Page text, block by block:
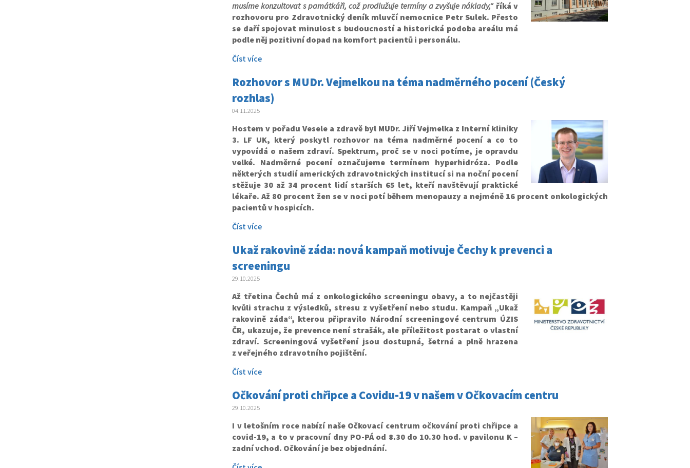
musíme konzultovat s památkáři, což prodlužuje termíny a zvyšuje náklady,“říká v
rozhovoru pro Zdravotnický deník mluvčí nemocnice Petr Sulek. Přesto
se daří spojovat minulost s budoucností a historická podoba areálu má
podle něj pozitivní dopad na komfort pacientů i personálu.
Číst více
Rozhovor s MUDr. Vejmelkou na téma nadměrného pocení (Český
rozhlas)
04.11.2025
Hostem v pořadu Vesele a zdravě byl MUDr. Jiří Vejmelka z Interní kliniky
3. LF UK, který poskytl rozhovor na téma nadměrné pocení a co to
vypovídá o našem zdraví. Spektrum, proč se v noci potíme, je opravdu
velké. Nadměrné pocení označujeme termínem hyperhidróza. Podle
některých studií amerických zdravotnických institucí si na noční pocení
stěžuje 30 až 34 procent lidí starších 65 let, kteří navštěvují praktické
lékaře. Až 80 procent žen se v noci potí během menopauzy a nejméně 16 procent onkologických
pacientů v hospicích.
Číst více
Ukaž rakovině záda: nová kampaň motivuje Čechy k prevenci a
screeningu
29.10.2025
Až třetina Čechů má z onkologického screeningu obavy, a to nejčastěji
kvůli strachu z výsledků, stresu z vyšetření nebo studu. Kampaň „Ukaž
rakovině záda“, kterou připravilo Národní screeningové centrum ÚZIS
ČR, ukazuje, že prevence není strašák, ale příležitost postarat o vlastní
zdraví. Screeningová vyšetření jsou dostupná, šetrná a plně hrazena
z veřejného zdravotního pojištění.
Číst více
Očkování proti chřipce a Covidu-19 v našem v Očkovacím centru
29.10.2025
I v letošním roce nabízí naše Očkovací centrum očkování proti chřipce a
covid-19, a to v pracovní dny PO-PÁ od 8.30 do 10.30 hod. v pavilonu K –
zadní vchod. Očkování je bez objednání.